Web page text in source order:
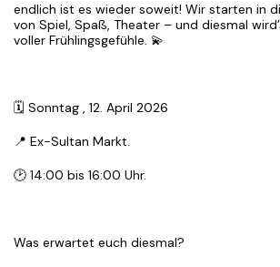
endlich ist es wieder soweit! Wir starten in
von Spiel, Spaß, Theater – und diesmal
voller Frühlingsgefühle. 💫
🗓 Sonntag , 12. April 2026
📍 Ex-Sultan Markt.
🕑 14:00 bis 16:00 Uhr.
Was erwartet euch diesmal?